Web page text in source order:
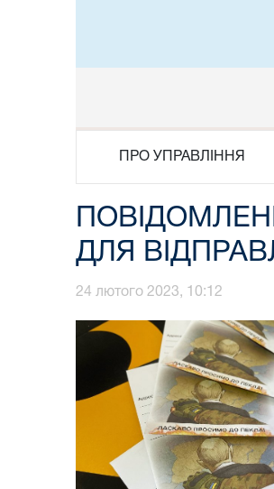
ПРО УПРАВЛІННЯ
ДЛЯ
24 лютого 2023, 10:12